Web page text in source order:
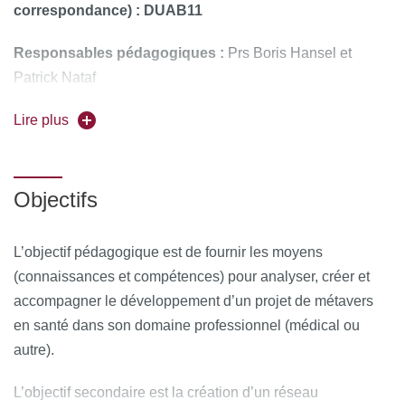
correspondance) : DUAB11
Responsables pédagogiques : Prs Boris Hansel et
Patrick Nataf
Forme de l'enseignement :
**La formation à distance asynchrone se déroule de
rythme, en accédant aux contenus des cours, sans
présence simultanée avec les enseignants et les autres
participants.
Pour vous inscrire, déposez votre candidature sur
Lire plus
Objectifs
L’objectif pédagogique est de fournir les moyens
(connaissances et compétences) pour analyser, créer et
accompagner le développement d’un projet de métavers
en santé dans son domaine professionnel (médical ou
autre).
L’objectif secondaire est la création d’un réseau